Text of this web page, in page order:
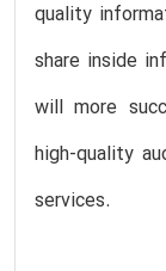
quality
share inside
will more
high-quality
services.